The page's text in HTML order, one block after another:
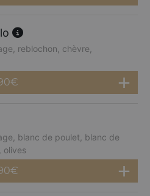
reblochon, chèvre,
€
blanc de poulet, blanc de
olives
€